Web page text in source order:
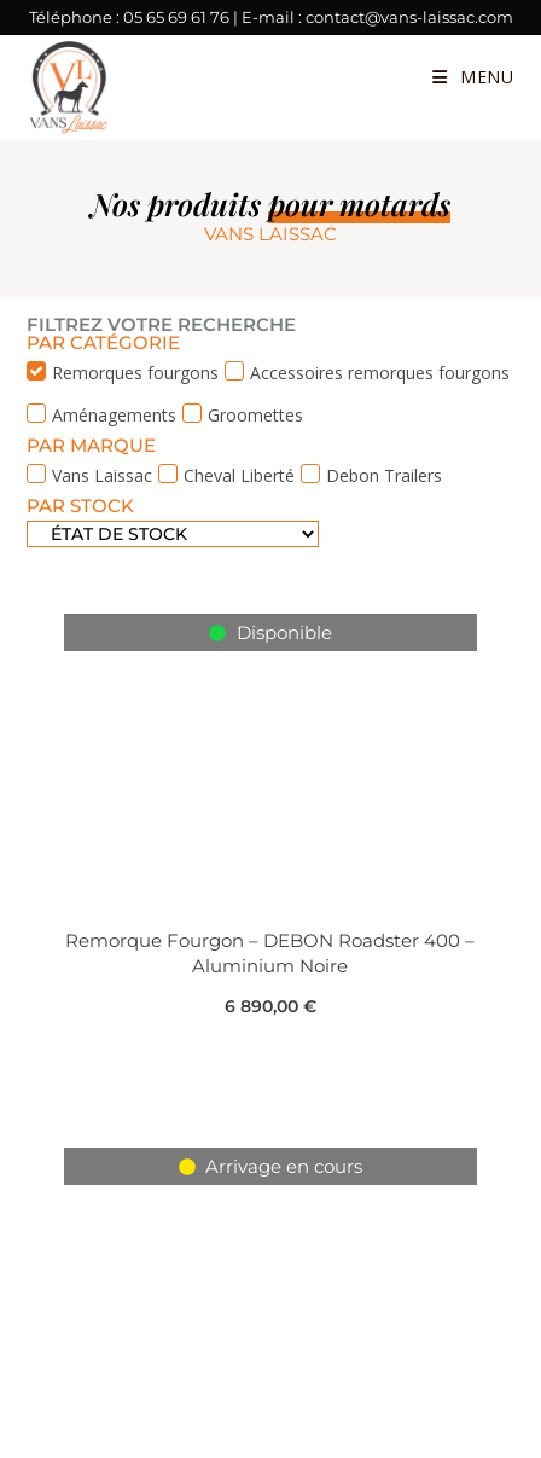
Téléphone : 05 65 69 61 76| E-mail : contact@vans-laissac.com
MENU
Nos produitspour motards
VANS LAISSAC
FILTREZ VOTRE RECHERCHE
PAR CATÉGORIE
Remorques fourgons
Accessoires remorques fourgons
Aménagements
Groomettes
PAR MARQUE
Vans Laissac
Cheval Liberté
Debon Trailers
PAR STOCK
Disponible
Remorque Fourgon – DEBON Roadster 400 –
Aluminium Noire
6 890,00 €
Arrivage en cours